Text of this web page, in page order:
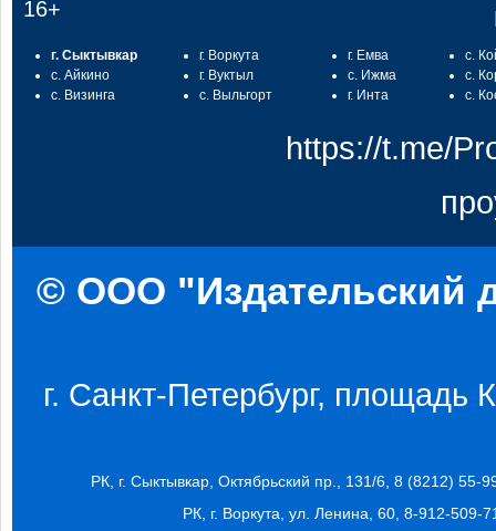
16+
г. Сыктывкар
с. Айкино
с. Визинга
г. Воркута
г. Вуктыл
с. Выльгорт
г. Емва
с. Ижма
г. Инта
с.
с.
с.
https://t.me/
© ООО "Издательский
г. Санкт-Петербург, площадь
РК, г. Сыктывкар, Октябрьский пр., 131/6, 8 (8212) 55-
РК, г. Воркута, ул. Ленина, 60, 8-912-509-